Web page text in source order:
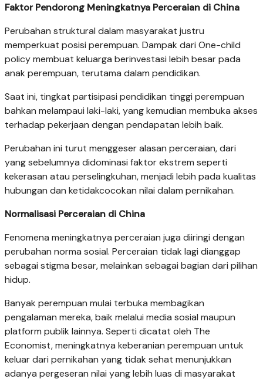
Faktor Pendorong Meningkatnya Perceraian di China
Perubahan struktural dalam masyarakat justru
memperkuat posisi perempuan. Dampak dari One-child
policymembuat keluarga berinvestasi lebih besar pada
anak perempuan, terutama dalam pendidikan.
Saat ini, tingkat partisipasi pendidikan tinggi perempuan
bahkan melampaui laki-laki, yang kemudian membuka akses
terhadap pekerjaan dengan pendapatan lebih baik.
Perubahan ini turut menggeser alasan perceraian, dari
yang sebelumnya didominasi faktor ekstrem seperti
kekerasan atau perselingkuhan, menjadi lebih pada kualitas
hubungan dan ketidakcocokan nilai dalam pernikahan.
Normalisasi Perceraian di China
Fenomena meningkatnya perceraian juga diiringi dengan
perubahan norma sosial. Perceraian tidak lagi dianggap
sebagai stigma besar, melainkan sebagai bagian dari pilihan
hidup.
Banyak perempuan mulai terbuka membagikan
pengalaman mereka, baik melalui media sosial maupun
platform publik lainnya. Seperti dicatat oleh The
Economist, meningkatnya keberanian perempuan untuk
keluar dari pernikahan yang tidak sehat menunjukkan
adanya pergeseran nilai yang lebih luas di masyarakat